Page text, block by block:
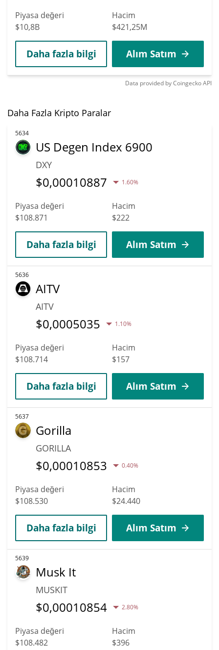
Piyasa değeri
$10,8B
Hacim
$421,25M
Daha fazla bilgi Alım Satım
Data provided byCoingeckoAPI
Daha Fazla Kripto Paralar
5634
US Degen Index 6900
DXY
$0,00010887 1.60%
Piyasa değeri
$108.871
Hacim
$222
Daha fazla bilgi Alım Satım
5636
AITV
AITV
$0,0005035 1.10%
Piyasa değeri
$108.714
Hacim
$157
Daha fazla bilgi Alım Satım
5637
Gorilla
GORILLA
$0,00010853 0.40%
Piyasa değeri
$108.530
Hacim
$24.440
Daha fazla bilgi Alım Satım
5639
Musk It
MUSKIT
$0,00010854 2.80%
Piyasa değeri
$108.482
Hacim
$396